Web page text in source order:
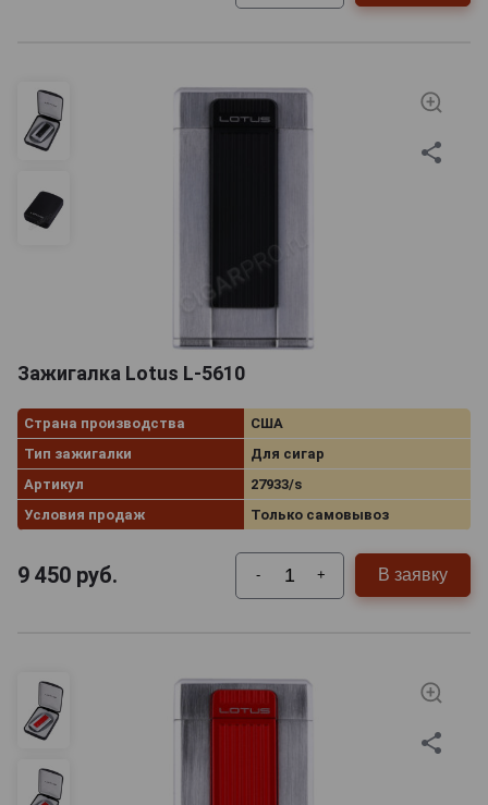
Зажигалка Lotus L-5610
Страна производства
США
Тип зажигалки
Для сигар
Артикул
27933/s
Условия продаж
Только самовывоз
9 450 руб. - + В заявку